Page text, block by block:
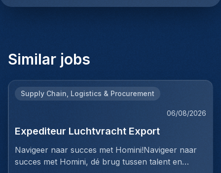
Similar jobs
Supply Chain, Logistics & Procurement
06/08/2026
Expediteur Luchtvracht Export
Navigeer naar succes met Homini!Navigeer naar
succes met Homini, dé brug tussen talent en